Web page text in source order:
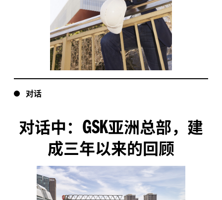
对话
对话中： GSK亚洲总部，建
成三年以来的回顾